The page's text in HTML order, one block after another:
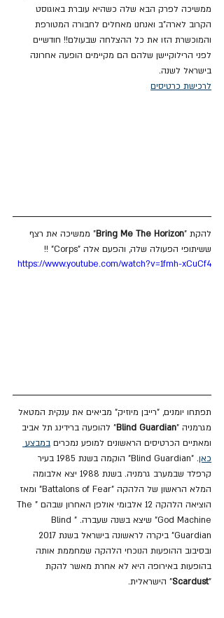
ממשיכה לפרק הבא שלה כשהיא עוברת באוגוסט
הקרוב לארה"ב ואנחנו מאחלים לחבורה המטורפת
והמוכשרת הזו את כל ההצלחה שבעולם!! חודשיים
לפני הרילוקיישן שלהם הם מקיימים הופעה אחרונה
בישראל לשנה.
לרכישת כרטיסים
להקת "Bring Me The Horizon" ממשיכה את רצף
ששיתופי הפעולה שלה, והפעם אלה "Corps" !!
https://www.youtube.com/watch?v=1fmh-xCuCf4
תפתחו יומנים, "רייבן מיוזיק" מביאים את ענקית המטאל
מגרמניה "Blind Guardian" להופעה ברידינג תל אביב
ומאתיים הכרטיסים הראשונים למופע נמכרים במבצע
כאן
. "Blind Guardian" הוקמה בשנת 1985 בעיר
קרפלד שבמערב גרמניה. בשנת 1988 יצא אלבומה
המלא הראשון של הלהקה "Battalons of Fear" ומאז
הוציאה הלהקה 12 אלבומי אולפן האחרון שבהם "The
God Machine" שיצא בשנה שעברה. "Blind
ובסיבוב ההופעות הנוכחי הלהקה שמחממת אותה
בהופעות באירופה היא לא אחרת מאשר להקת
"
Scardust" הישראלית.